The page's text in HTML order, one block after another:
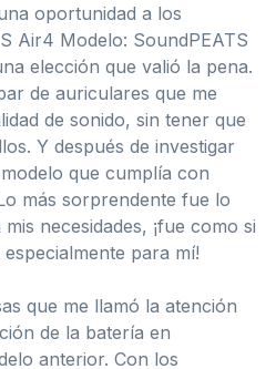
oportunidad a los
Air4 Modelo: SoundPEATS
elección que valió la pena.
de auriculares que me
de sonido, sin tener que
Y después de investigar
que cumplía con
más sorprendente fue lo
necesidades, ¡fue como si
para mí!
que me llamó la atención
de la batería en
anterior. Con los